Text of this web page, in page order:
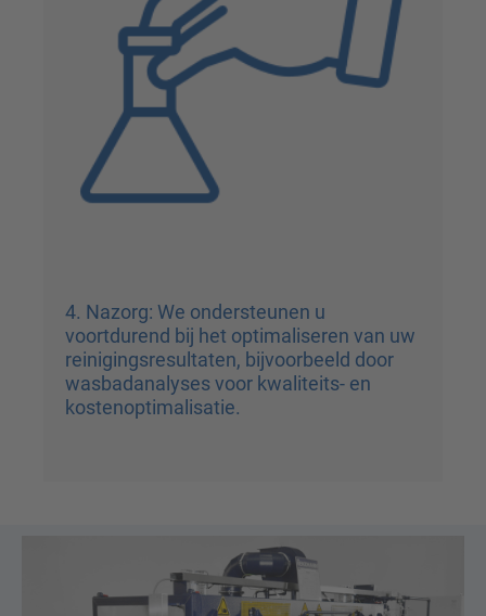
4. Nazorg: We ondersteunen u
voortdurend bij het optimaliseren van uw
reinigingsresultaten, bijvoorbeeld door
wasbadanalyses voor kwaliteits- en
kostenoptimalisatie.